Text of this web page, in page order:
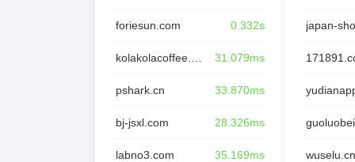
foriesun.com 0.332s
31.079ms
pshark.cn 33.870ms
bj-jsxl.com 28.326ms
labno3.com 35.169ms
japan-
wuselu.cn